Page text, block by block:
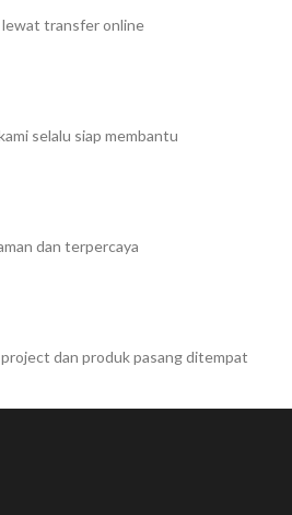
lewat transfer online
selalu siap membantu
dan terpercaya
dan produk pasang ditempat